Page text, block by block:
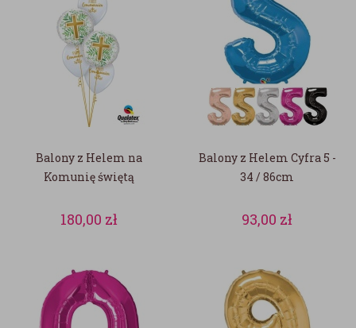
Balony z Helem na
Komunię świętą
180,00 zł
Balony z Helem Cyfra 5 -
34 / 86cm
93,00 zł